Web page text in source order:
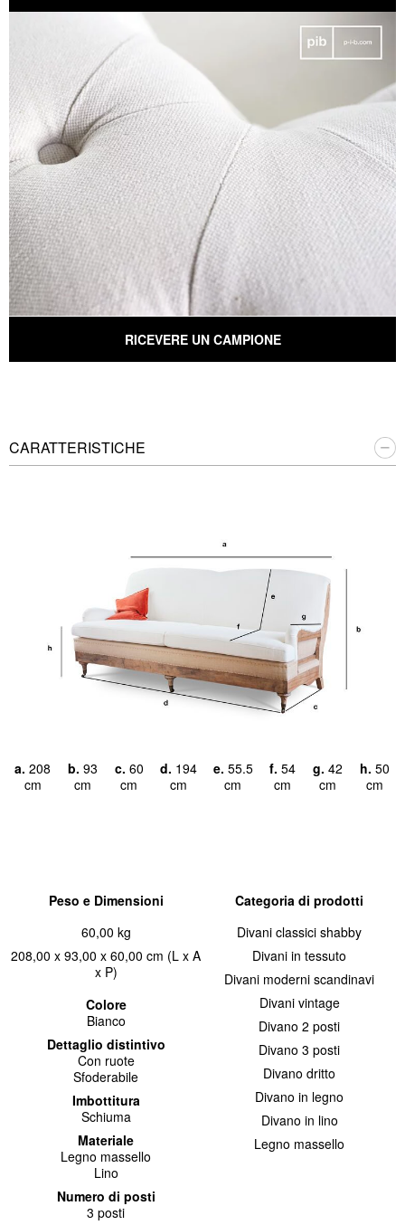
RICEVERE UN CAMPIONE
CARATTERISTICHE
a. 208
cm
b. 93
cm
c. 60
cm
d. 194
cm
e. 55.5
cm
f. 54
cm
g. 42
cm
h. 50
cm
Peso e Dimensioni
60,00 kg
208,00 x 93,00 x 60,00 cm (L x A
x P)
Colore
Bianco
Dettaglio distintivo
Con ruote
Sfoderabile
Imbottitura
Schiuma
Materiale
Legno massello
Lino
Numero di posti
3 posti
Categoria di prodotti
Divani classici shabby
Divani in tessuto
Divani moderni scandinavi
Divani vintage
Divano 2 posti
Divano 3 posti
Divano dritto
Divano in legno
Divano in lino
Legno massello